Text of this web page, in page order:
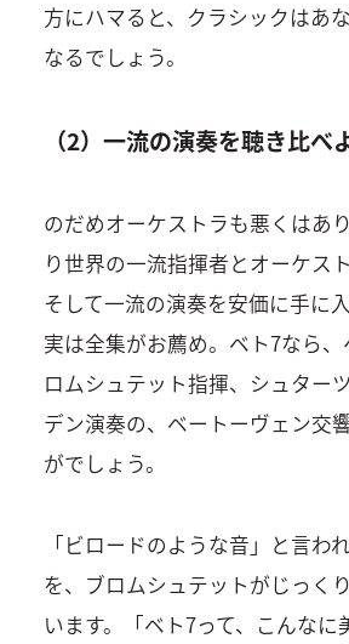
方にハマると、クラシックはあ
なるでしょう。
（2）一流の演奏を聴き比べ
のだめオーケストラも悪くはあ
り世界の一流指揮者とオーケス
そして一流の演奏を安価に手に
実は全集がお薦め。ベト7なら
ロムシュテット指揮、シュター
デン演奏の、ベートーヴェン交
がでしょう。
「ビロードのような音」と言わ
を、ブロムシュテットがじっく
います。「ベト7って、こんなに